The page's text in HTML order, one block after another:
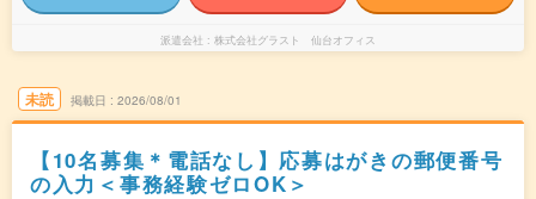
派遣会社 株式会社グラスト 仙台オフィス
未読 掲載日 2026/08/01
【10名募集＊電話なし】応募はがきの郵便番号
の入力＜事務経験ゼロOK＞